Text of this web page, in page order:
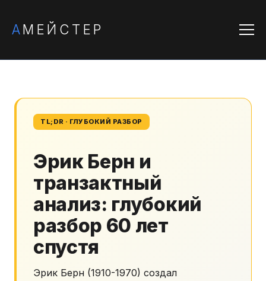
АМЕЙСТЕР
TL;DR · ГЛУБОКИЙ РАЗБОР
Эрик Берн и
транзактный
анализ: глубокий
разбор 60 лет
спустя
Эрик Берн (1910-1970) создал